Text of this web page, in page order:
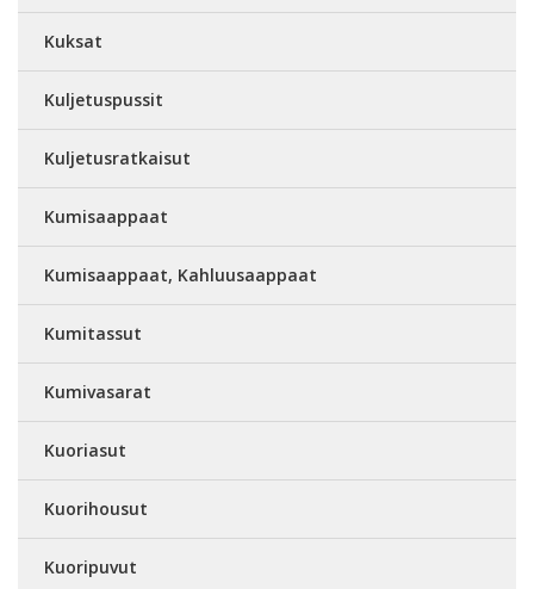
Kuksat
Kuljetuspussit
Kuljetusratkaisut
Kumisaappaat
Kumisaappaat, Kahluusaappaat
Kumitassut
Kumivasarat
Kuoriasut
Kuorihousut
Kuoripuvut